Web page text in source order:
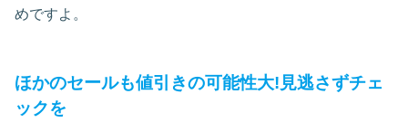
めですよ。
ほかのセールも値引きの可能性大!見逃さずチェ
ックを